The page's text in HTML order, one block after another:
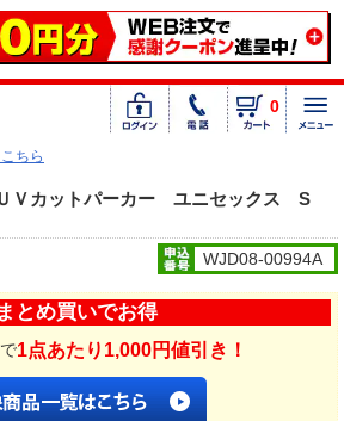
0
ちら
Ｖカットパーカー ユニセックス S
WJD08-00994A
まとめ買いでお得
1点あたり1,000円値引き！